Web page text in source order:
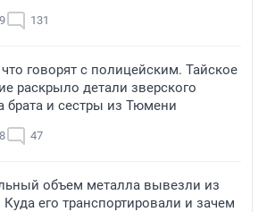
131
говорят с полицейским. Тайское
раскрыло детали зверского
брата и сестры из Тюмени
47
объем металла вывезли из
его транспортировали и зачем